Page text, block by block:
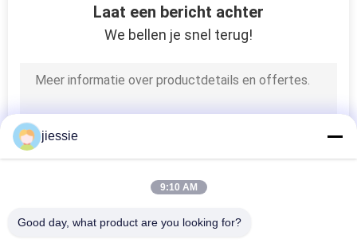
Canvas van Inkjet
Flex banner van pvc
Laat een bericht achter
We bellen je snel terug!
jiessie
9:10 AM
Good day, what product are you looking for?